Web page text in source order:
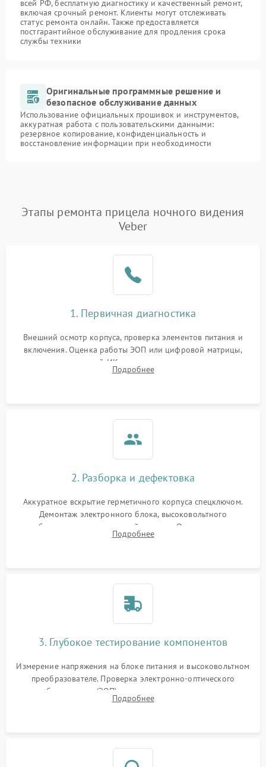
всей РФ, бесплатную диагностику и качественный ремонт,
включая срочный ремонт. Клиенты могут отслеживать
статус ремонта онлайн. Также предоставляется
постгарантийное обслуживание для продления срока
службы техники
Оригинальные программные решение и
безопасное обслуживание данных
Использование официальных прошивок и инструментов,
аккуратная работа с пользовательскими данными:
резервное копирование, конфиденциальность и
восстановление информации при необходимости
Этапы ремонта прицела ночного видения
Veber
1. Первичная диагностика
Внешний осмотр корпуса, проверка элементов питания и
включения. Оценка работы ЭОП или цифровой матрицы,
проверка встроенной ИК-подсветки и механизма выверки
прицельной сетки. Выявление видимых дефектов оптики и
Подробнее
2. Разборка и дефектовка
Аккуратное вскрытие герметичного корпуса спецключом.
Демонтаж электронного блока, высоковольтного
преобразователя и оптической системы. Осмотр контактов
на окисление и проверка целостности уплотнительных
Подробнее
3. Глубокое тестирование компонентов
Измерение напряжения на блоке питания и высоковольтном
преобразователе. Проверка электронно-оптического
преобразователя (ЭОП) на стенде на предмет эмиссии,
шумов и засветок. Диагностика микросхем цифровых
Подробнее